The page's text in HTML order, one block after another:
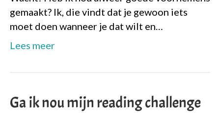
gemaakt? Ik, die vindt dat je gewoon iets
moet doen wanneer je dat wilt en…
Lees meer
Ga ik nou mijn reading challenge